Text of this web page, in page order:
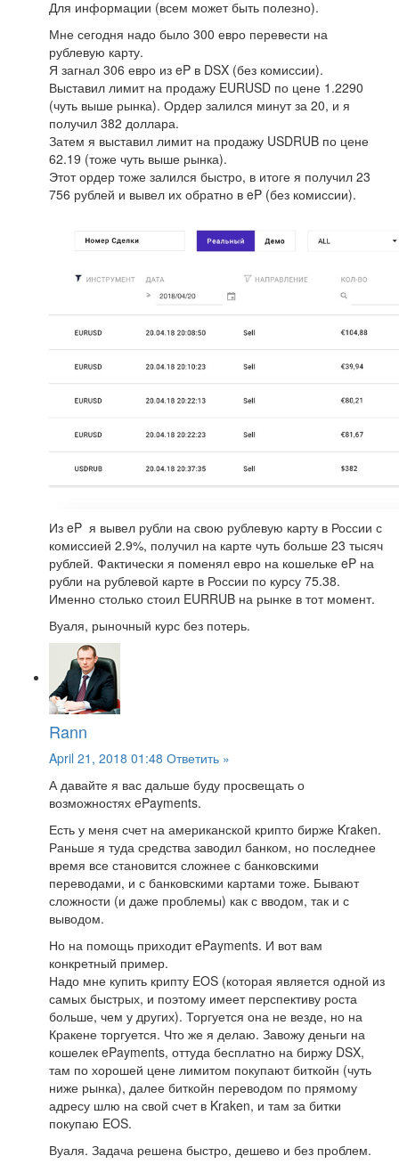
Для информации (всем может быть полезно).
Мне сегодня надо было 300 евро перевести на
рублевую карту.
Я загнал 306 евро из eP в DSX (без комиссии).
Выставил лимит на продажу EURUSD по цене 1.2290
(чуть выше рынка). Ордер залился минут за 20, и я
получил 382 доллара.
Затем я выставил лимит на продажу USDRUB по цене
62.19 (тоже чуть выше рынка).
Этот ордер тоже залился быстро, в итоге я получил 23
756 рублей и вывел их обратно в eP (без комиссии).
Из eP я вывел рубли на свою рублевую карту в России с
комиссией 2.9%, получил на карте чуть больше 23 тысяч
рублей. Фактически я поменял евро на кошельке eP на
рубли на рублевой карте в России по курсу 75.38.
Именно столько стоил EURRUB на рынке в тот момент.
Вуаля, рыночный курс без потерь.
Rann
April 21, 2018 01:48 Ответить »
А давайте я вас дальше буду просвещать о
возможностях ePayments.
Есть у меня счет на американской крипто бирже Kraken.
Раньше я туда средства заводил банком, но последнее
время все становится сложнее с банковскими
переводами, и с банковскими картами тоже. Бывают
сложности (и даже проблемы) как с вводом, так и с
выводом.
Но на помощь приходит ePayments. И вот вам
конкретный пример.
Надо мне купить крипту EOS (которая является одной из
самых быстрых, и поэтому имеет перспективу роста
больше, чем у других). Торгуется она не везде, но на
Кракене торгуется. Что же я делаю. Завожу деньги на
кошелек ePayments, оттуда бесплатно на биржу DSX,
там по хорошей цене лимитом покупают биткойн (чуть
ниже рынка), далее биткойн переводом по прямому
адресу шлю на свой счет в Kraken, и там за битки
покупаю EOS.
Вуаля. Задача решена быстро, дешево и без проблем.